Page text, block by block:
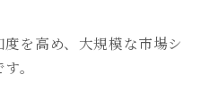
を高め、大規模な市場シ
。